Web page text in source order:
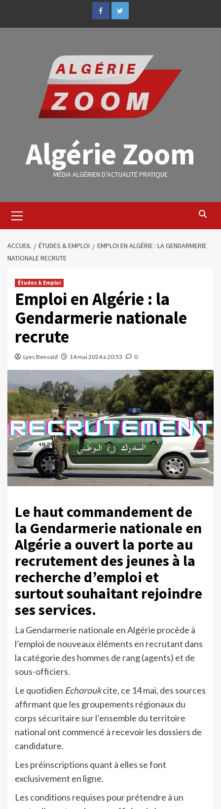
Algérie Zoom
MÉDIA ALGÉRIEN D’ACTUALITÉ PRATIQUE
ACCUEIL ÉTUDES & EMPLOI
EMPLOI EN ALGÉRIE : LA GENDARMERIE
NATIONALE RECRUTE
Études & Emploi
Emploi en Algérie : la
Gendarmerie nationale
recrute
Lyes Bensaïd 14 mai 2024 à 20:53 0
Le haut commandement de
la Gendarmerie nationale en
Algérie a ouvert la porte au
recrutement des jeunes à la
recherche d’emploi et
surtout souhaitant rejoindre
ses services.
La Gendarmerie nationale en Algérie procède à
l’emploi de nouveaux éléments en recrutant dans
la catégorie des hommes de rang (agents) et de
sous-officiers.
Le quotidien Echoroukcite, ce 14 mai, des sources
affirmant que les groupements régionaux du
corps sécuritaire sur l’ensemble du territoire
national ont commencé à recevoir les dossiers de
candidature.
Les préinscriptions quant à elles se font
exclusivement en ligne.
Les conditions requises pour prétendre à un